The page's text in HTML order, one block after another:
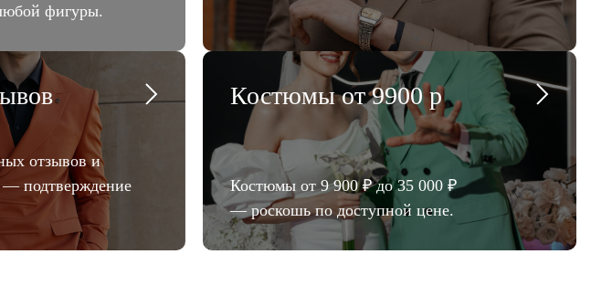
фигуры.
отзывов и
подтверждение
Костюмы от 9900 р
Костюмы от 9 900 ₽ до 35 000 ₽
— роскошь по доступной цене.